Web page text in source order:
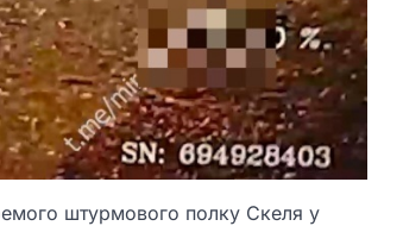
штурмового полку Скеля у